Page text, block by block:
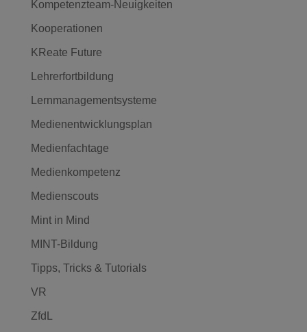
Kompetenzteam-Neuigkeiten
Kooperationen
KReate Future
Lehrerfortbildung
Lernmanagementsysteme
Medienentwicklungsplan
Medienfachtage
Medienkompetenz
Medienscouts
Mint in Mind
MINT-Bildung
Tipps, Tricks & Tutorials
VR
ZfdL